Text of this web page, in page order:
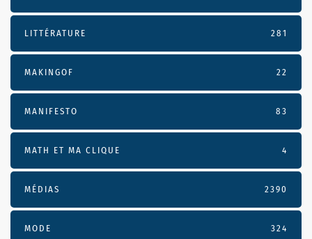
LITTÉRATURE 281
MAKINGOF 22
MANIFESTO 83
MATH ET MA CLIQUE 4
MÉDIAS 2390
MODE 324